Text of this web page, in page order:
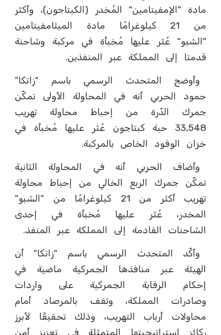
مادة "الإمفيتامين" المُخدر (الكبتاجون)، وأكثر
من 21 كيلوغرامًا مادة الميثامفيتامين
"الشبو" عُثر عليها مُخبأة في مركبة وشاحنة
قدمتا إلى المملكة عبر المنفذين.
وأوضح المتحدث الرسمي باسم "زاتكا"
حمود الحربي أنه في المحاولة الأولى تمكّن
جمرك الدّرة من إحباط محاولة تهريب
33,548 حبة كبتاجون عُثر عليها مُخبأة في
خزان الوقود الخاص بالمركبة.
وأضاف الحربي أنه في المحاولة الثانية
تمكّن جمرك الربع الخالي من إحباط محاولة
تهريب أكثر من 21 كيلوغرامًا من "الشبو"
المخدر، عُثر عليها مُخبأة في إحدى
الشاحنات القادمة إلى المملكة عبر المنفذ.
وأكّد المتحدث الرسمي باسم "زاتكا" أن
الهيئة عبر منافذها الجمركية ماضية في
إحكام الرقابة الجمركية على واردات
وصادرات المملكة، وتقف بالمرصاد أمام
محاولات أرباب التهريب، وذلك تحقيقًا لأبرز
ركائز إستراتيجيتها المتمثلة في تعزيز أمن